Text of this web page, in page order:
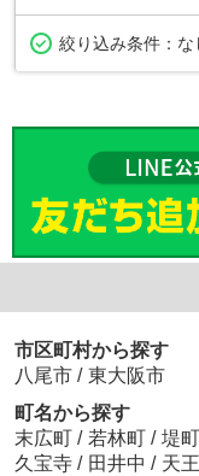
絞り込み条件： な
市区町村から探す
八尾市 / 東大阪市
町名から探す
末広町 / 若林町 / 堤町
久宝寺 / 田井中 / 天